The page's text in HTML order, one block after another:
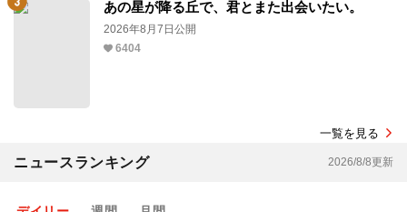
あの星が降る丘で、君とまた出会いたい。
2026年8月7日公開
6404
一覧を見る
ニュースランキング 2026/8/8更新